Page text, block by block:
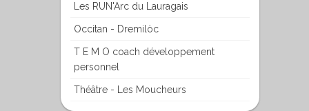
Les RUN'Arc du Lauragais
Occitan - Dremilòc
T E M O coach développement
personnel
Théâtre - Les Moucheurs